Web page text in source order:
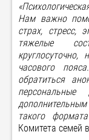
Нам важно
страх, стресс,
тяжелые
часового
обратиться
такого
Комитета семей